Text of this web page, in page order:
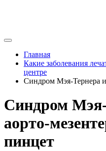
Главная
Какие заболевания
центре
Синдром Мэя-Тернера
Синдром
аорто-
пинцет